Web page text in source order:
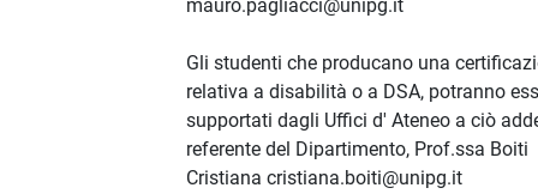
mauro.pagliacci@unipg.it
Gli studenti che producano una
relativa a disabilità o a DSA, potranno
supportati dagli Uffici d' Ateneo a ciò
referente del Dipartimento, Prof.ssa Boiti
Cristiana cristiana.boiti@unipg.it